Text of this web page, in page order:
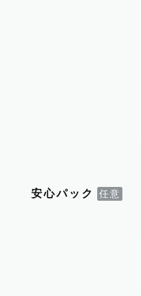
安心パック